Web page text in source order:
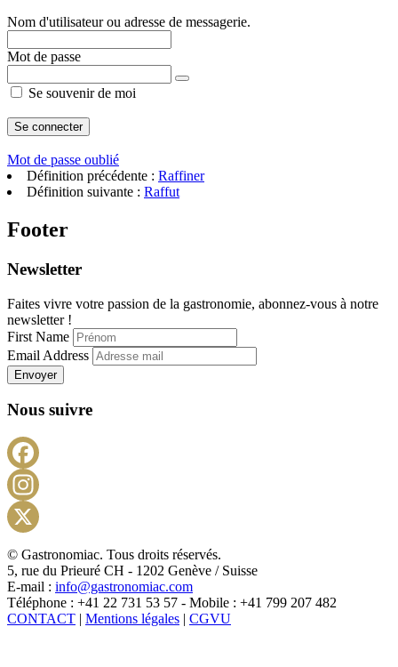
Nom d'utilisateur ou adresse de messagerie.
Mot de passe
Se souvenir de moi
Mot de passe oublié
Définition précédente : Raffiner
Définition suivante : Raffut
Footer
Newsletter
Faites vivre votre passion de la gastronomie, abonnez-vous à notre
newsletter !
First Name
Email Address
Envoyer
Nous suivre
X
© Gastronomiac. Tous droits réservés.
5, rue du Prieuré CH - 1202 Genève / Suisse
E-mail : info@gastronomiac.com
Téléphone : +41 22 731 53 57 - Mobile : +41 799 207 482
CONTACT | Mentions légales | CGVU